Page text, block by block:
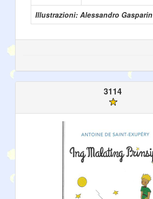
Illustrazioni: Alessandro Gasparin
3114